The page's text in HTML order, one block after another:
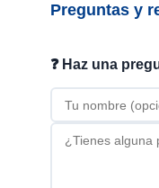
Preguntas y
❓ Haz una